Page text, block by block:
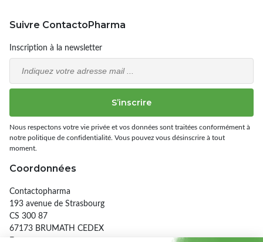
Suivre ContactoPharma
Inscription à la newsletter
Email
S’inscrire
Nous respectons votre vie privée et vos données sont traitées conformément à
notre politique de confidentialité. Vous pouvez vous désinscrire à tout
moment.
Coordonnées
Contactopharma
193 avenue de Strasbourg
CS 300 87
67173 BRUMATH CEDEX